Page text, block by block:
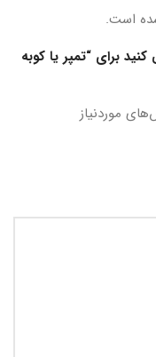
است.
برای “تمپر یا کوبه
موردنیاز